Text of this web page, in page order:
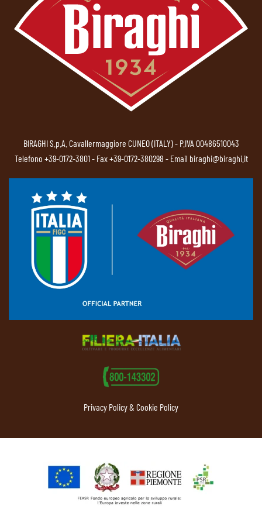
BIRAGHI S.p.A. Cavallermaggiore CUNEO (ITALY) - P.IVA 00486510043
Telefono +39-0172-3801- Fax +39-0172-380298 - Email biraghi@biraghi.it
Privacy Policy & Cookie Policy